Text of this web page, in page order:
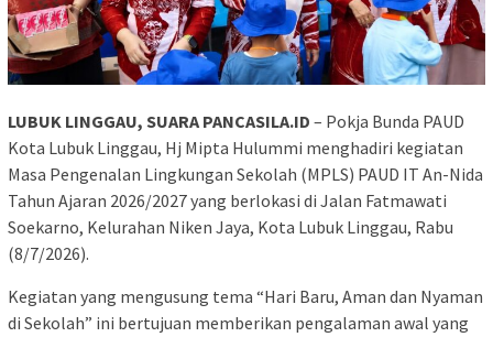
LUBUK LINGGAU, SUARA PANCASILA.ID – Pokja Bunda PAUD
Kota Lubuk Linggau, Hj Mipta Hulummi menghadiri kegiatan
Masa Pengenalan Lingkungan Sekolah (MPLS) PAUD IT An-Nida
Tahun Ajaran 2026/2027 yang berlokasi di Jalan Fatmawati
Soekarno, Kelurahan Niken Jaya, Kota Lubuk Linggau, Rabu
(8/7/2026).
Kegiatan yang mengusung tema “Hari Baru, Aman dan Nyaman
di Sekolah” ini bertujuan memberikan pengalaman awal yang